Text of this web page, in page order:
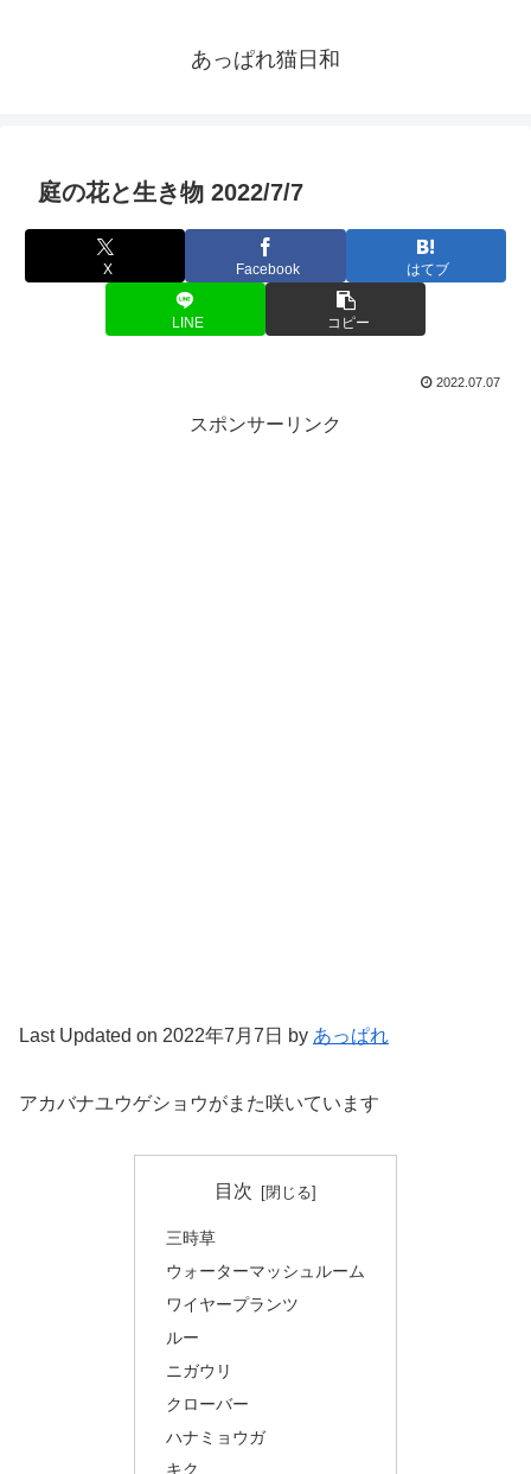
あっぱれ猫日和
庭の花と生き物 2022/7/7
X Facebook はてブ
LINE コピー
2022.07.07
スポンサーリンク
Last Updated on 2022年7月7日 by あっぱれ
アカバナユウゲショウがまた咲いています
目次
三時草
ウォーターマッシュルーム
ワイヤープランツ
ルー
ニガウリ
クローバー
ハナミョウガ
キク